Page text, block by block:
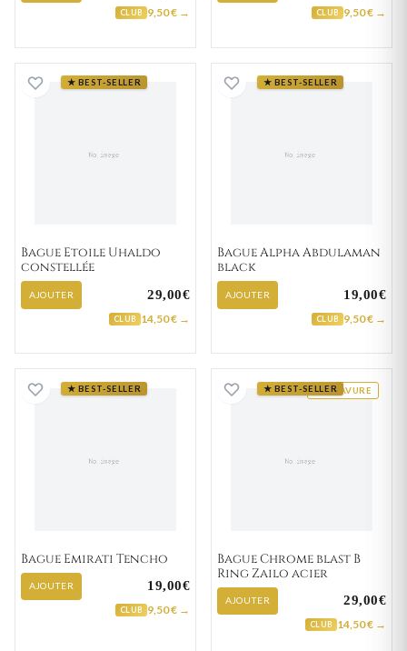
CLUB 9,50 € → CLUB 9,50 € →
★ BEST-SELLERBague Etoile Uhaldo constellée
Bague Etoile Uhaldo
constellée
AJOUTER 29,00€
CLUB 14,50 € →
★ BEST-SELLERBague Alpha
Bague Alpha Abdulaman
black
AJOUTER 19,00€
CLUB 9,50 € →
★ BEST-SELLERBague Emirati Tencho
Bague Emirati Tencho
AJOUTER 19,00€
CLUB 9,50 € →
GRAVURE
★ BEST-SELLERBague Chrome
Bague Chrome blast B
Ring Zailo acier
AJOUTER 29,00€
CLUB 14,50 € →